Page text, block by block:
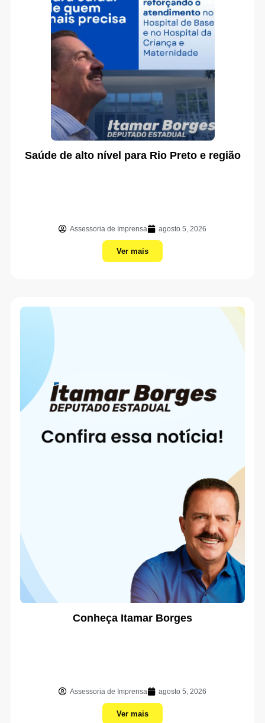
Saúde de alto nível para Rio Preto e região
Assessoria de Imprensa agosto 5, 2026
Ver mais
Conheça Itamar Borges
Assessoria de Imprensa agosto 5, 2026
Ver mais